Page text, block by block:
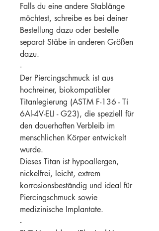
Falls du eine andere Stablänge
möchtest, schreibe es bei deiner
Bestellung dazu oder bestelle
separat Stäbe in anderen Größen
dazu.
-
Der Piercingschmuck ist aus
hochreiner, biokompatibler
Titanlegierung (ASTM F-136 - Ti
6Al-4V-ELI - G23), die speziell für
den dauerhaften Verbleib im
menschlichen Körper entwickelt
wurde.
Dieses Titan ist hypoallergen,
nickelfrei, leicht, extrem
korrosionsbeständig und ideal für
Piercingschmuck sowie
medizinische Implantate.
-